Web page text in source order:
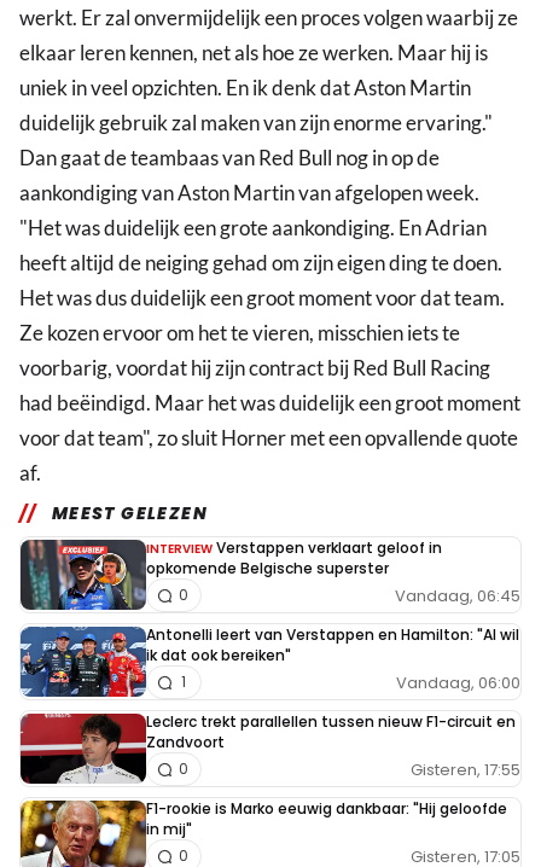
werkt. Er zal onvermijdelijk een proces volgen waarbij ze
elkaar leren kennen, net als hoe ze werken. Maar hij is
uniek in veel opzichten. En ik denk dat Aston Martin
duidelijk gebruik zal maken van zijn enorme ervaring."
Dan gaat de teambaas van Red Bull nog in op de
aankondiging van Aston Martin van afgelopen week.
"Het was duidelijk een grote aankondiging. En Adrian
heeft altijd de neiging gehad om zijn eigen ding te doen.
Het was dus duidelijk een groot moment voor dat team.
Ze kozen ervoor om het te vieren, misschien iets te
voorbarig, voordat hij zijn contract bij Red Bull Racing
had beëindigd. Maar het was duidelijk een groot moment
voor dat team", zo sluit Horner met een opvallende quote
af.
MEEST GELEZEN
INTERVIEW Verstappen verklaart geloof in
opkomende Belgische superster
Vandaag, 06:45
0
Antonelli leert van Verstappen en Hamilton: "Al wil
ik dat ook bereiken"
Vandaag, 06:00
1
Leclerc trekt parallellen tussen nieuw F1-circuit en
Zandvoort
Gisteren, 17:55
0
F1-rookie is Marko eeuwig dankbaar: "Hij geloofde
in mij"
Gisteren, 17:05
0